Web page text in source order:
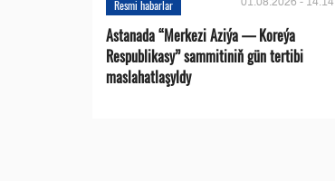
Resmi habarlar
Astanada “Merkezi Aziýa — Koreýa
Respublikasy” sammitiniň gün tertibi
maslahatlaşyldy